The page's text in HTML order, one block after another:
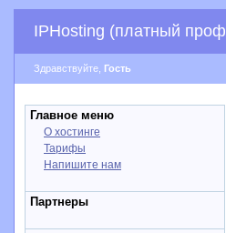
IPHosting (платный
Здравствуйте, Гость
Главное меню
О хостинге
Тарифы
Напишите нам
Партнеры